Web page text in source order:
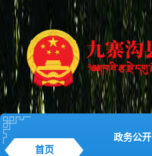
首页
政务公开